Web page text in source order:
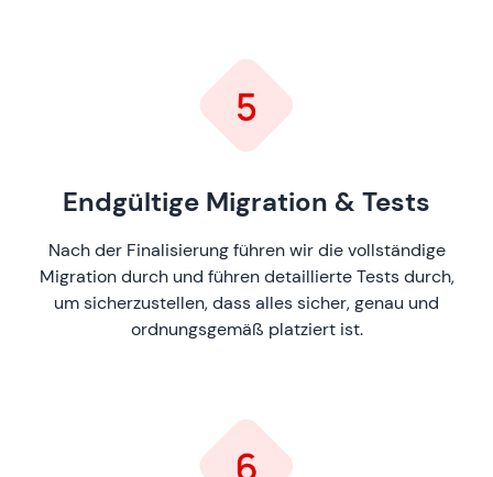
Endgültige Migration & Tests
Nach der Finalisierung führen wir die vollständige
Migration durch und führen detaillierte Tests durch,
um sicherzustellen, dass alles sicher, genau und
ordnungsgemäß platziert ist.